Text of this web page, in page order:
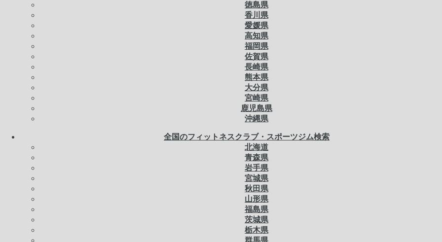
徳島県
香川県
愛媛県
高知県
福岡県
佐賀県
長崎県
熊本県
大分県
宮崎県
鹿児島県
沖縄県
全国のフィットネスクラブ・スポーツジム検索
北海道
青森県
岩手県
宮城県
秋田県
山形県
福島県
茨城県
栃木県